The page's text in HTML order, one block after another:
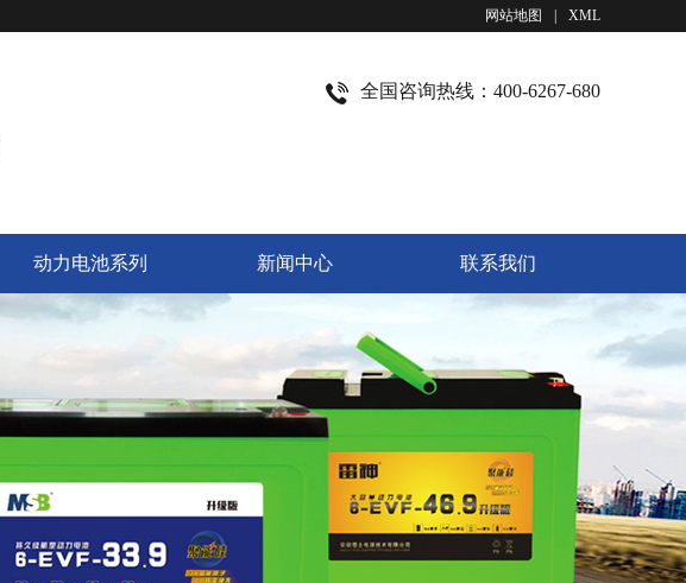
网站地图 XML
全国咨询热线：400-6267-680
动力电池系列 新闻中心 联系我们